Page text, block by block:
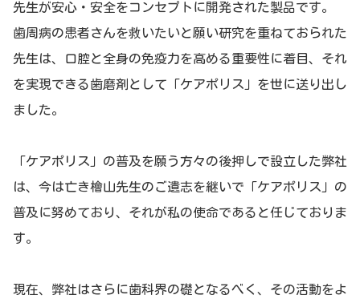
先生が安心・安全をコンセプトに開発された製品です。
歯周病の患者さんを救いたいと願い研究を重ねておられた
先生は、口腔と全身の免疫力を高める重要性に着目、それ
を実現できる歯磨剤として「ケアポリス」を世に送り出し
ました。
「ケアポリス」の普及を願う方々の後押しで設立した弊社
は、今は亡き檜山先生のご遺志を継いで「ケアポリス」の
普及に努めており、それが私の使命であると任じておりま
す。
現在、弊社はさらに歯科界の礎となるべく、その活動をよ